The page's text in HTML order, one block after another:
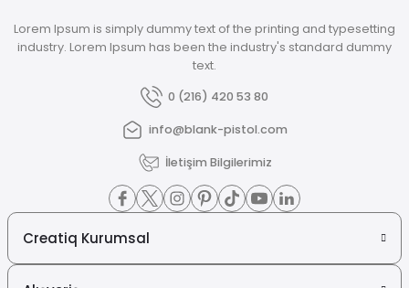
Lorem Ipsum is simply dummy text of the printing and typesetting
industry. Lorem Ipsum has been the industry's standard dummy
text.
0 (216) 420 53 80
info@blank-pistol.com
İletişim Bilgilerimiz
Creatiq Kurumsal